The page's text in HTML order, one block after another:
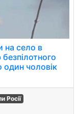
на село в
один чоловік
Росії